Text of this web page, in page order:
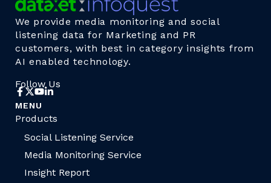
We provide media monitoring and social
listening data for Marketing and PR
customers, with best in category insights from
AI enabled technology.
Follow Us
MENU
Products
Social Listening Service
Media Monitoring Service
Insight Report